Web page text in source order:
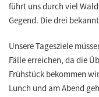
führt uns durch viel
Gegend. Die drei
Unsere Tagesziele
Fälle erreichen, da die
Frühstück bekommen
Lunch und am Abend